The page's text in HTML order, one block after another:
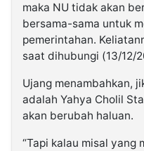
maka NU tidak akan
bersama-sama untuk
pemerintahan.
saat dihubungi (13/12/
Ujang menambahkan,
adalah Yahya Cholil
akan berubah haluan.
“Tapi kalau misal yang